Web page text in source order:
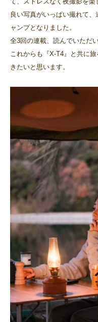
良い写真がいっぱい撮れて
ャンプとなりました。
全3回の連載、読んでいただ
これからも『X-T4』と共に
きたいと思います。